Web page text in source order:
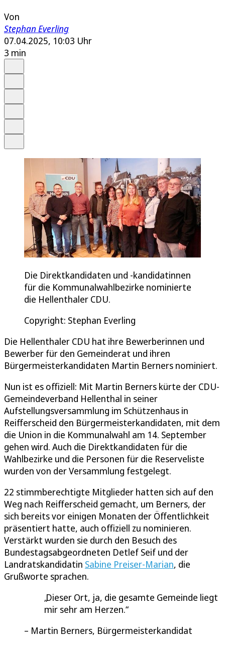
Von
Stephan Everling
07.04.2025, 10:03 Uhr
3 min
Die Direktkandidaten und -kandidatinnen
für die Kommunalwahlbezirke nominierte
die Hellenthaler CDU.
Copyright: Stephan Everling
Die Hellenthaler CDU hat ihre Bewerberinnen und
Bewerber für den Gemeinderat und ihren
Bürgermeisterkandidaten Martin Berners nominiert.
Nun ist es offiziell: Mit Martin Berners kürte der CDU-
Gemeindeverband Hellenthal in seiner
Aufstellungsversammlung im Schützenhaus in
Reifferscheid den Bürgermeisterkandidaten, mit dem
die Union in die Kommunalwahl am 14. September
gehen wird. Auch die Direktkandidaten für die
Wahlbezirke und die Personen für die Reserveliste
wurden von der Versammlung festgelegt.
22 stimmberechtigte Mitglieder hatten sich auf den
Weg nach Reifferscheid gemacht, um Berners, der
sich bereits vor einigen Monaten der Öffentlichkeit
präsentiert hatte, auch offiziell zu nominieren.
Verstärkt wurden sie durch den Besuch des
Bundestagsabgeordneten Detlef Seif und der
Landratskandidatin Sabine Preiser-Marian, die
Grußworte sprachen.
Dieser Ort, ja, die gesamte Gemeinde liegt
mir sehr am Herzen.
Martin Berners, Bürgermeisterkandidat